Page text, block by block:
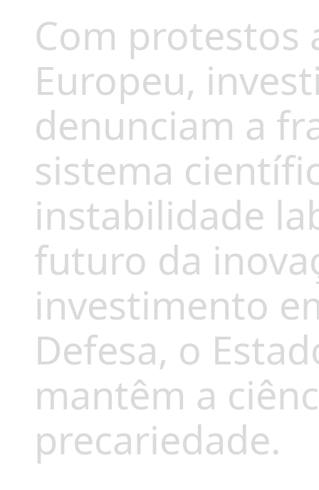
Com protestos
Europeu,
denunciam a
sistema
instabilidade
futuro da
investimento
Defesa, o
mantêm a
precariedade.